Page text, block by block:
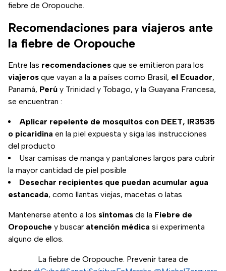
fiebre de Oropouche.
Recomendaciones para viajeros ante
la fiebre de Oropouche
Entre las recomendaciones que se emitieron para los
viajeros que vayan a la a países como Brasil, el Ecuador,
Panamá, Perú y Trinidad y Tobago, y la Guayana Francesa,
se encuentran :
Aplicar repelente de mosquitos con DEET, IR3535
o picaridina en la piel expuesta y siga las instrucciones
del producto
Usar camisas de manga y pantalones largos para cubrir
la mayor cantidad de piel posible
Desechar recipientes que puedan acumular agua
estancada, como llantas viejas, macetas o latas
Mantenerse atento a los síntomas de la Fiebre de
Oropouche y buscar atención médica si experimenta
alguno de ellos.
La fiebre de Oropouche. Prevenir tarea de